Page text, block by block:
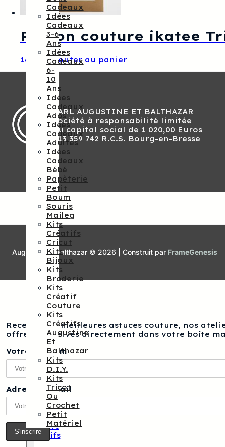
Cadeaux
Idées
Cadeaux
3-6
Ans
Idées
Cadeaux
6-
10
Ans
Idées
Cadeaux
Ados
Idées
Cadeaux
Adultes
Idées
Cadeaux
Bébé
Papèterie
Petit
Boum
Souris
Maileg
Kits
Créatifs
Cricut
Kits
Bijoux
Kits
Broderie
Kits
Créatif
Couture
Kits
Créatifs
Augustine
Et
Balthazar
Kits
D.I.Y.
Kits
Tricot
Ou
Crochet
Petit
Matériel
Ateliers
Créatifs
Patron couture ikatee
16,00 € Ajouter au panier
SARL AUGUSTINE ET BALTHAZAR
Société à responsabilité limitée
Au capital social de 1 020,00 Euros
813 359 742 R.C.S. Bourg-en-Bresse
Augustine et Balthazar © 2026 | Construit par FrameGenesis
Recevez nos meilleures astuces couture, nos
offres exclusives directement dans votre boîte
Votre prénom
Adresse e-mail